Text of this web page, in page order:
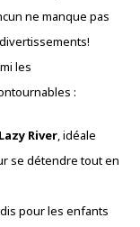
ne manque pas
les
:
River, idéale
se détendre tout en
pour les enfants